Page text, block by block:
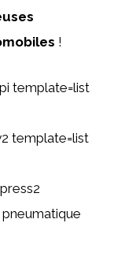
!
template=list
template=list